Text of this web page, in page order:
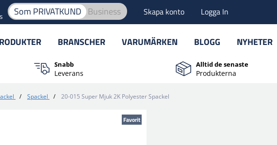
Som PRIVATKUND Business Skapa konto Logga In
BRANSCHER VARUMÄRKEN BLOGG NYHETER
Snabb
Leverans
Alltid de senaste
Produkterna
/ Spackel / 20-015 Super Mjuk 2K Polyester Spackel
Favorit